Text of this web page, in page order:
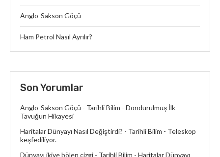
Anglo-Sakson Göçü
Ham Petrol Nasıl Ayrılır?
Son Yorumlar
Anglo-Sakson Göçü - Tarihli Bilim - Dondurulmuş İlk
Tavuğun Hikayesi
Haritalar Dünyayı Nasıl Değiştirdi? - Tarihli Bilim - Teleskop
keşfediliyor.
Dünyayı ikiye bölen çizgi - Tarihli Bilim - Haritalar Dünyayı